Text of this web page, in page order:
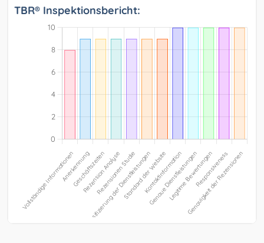
TBR® Inspektionsbericht: